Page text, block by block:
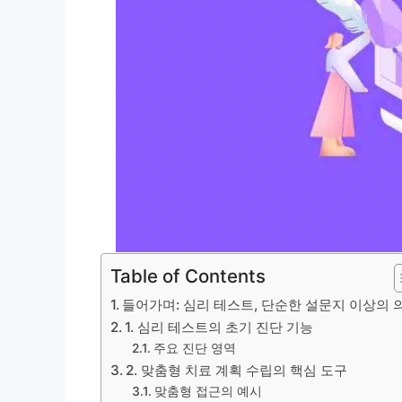
Table of Contents
들어가며: 심리 테스트, 단순한 설문지 이상의
1. 심리 테스트의 초기 진단 기능
주요 진단 영역
2. 맞춤형 치료 계획 수립의 핵심 도구
맞춤형 접근의 예시